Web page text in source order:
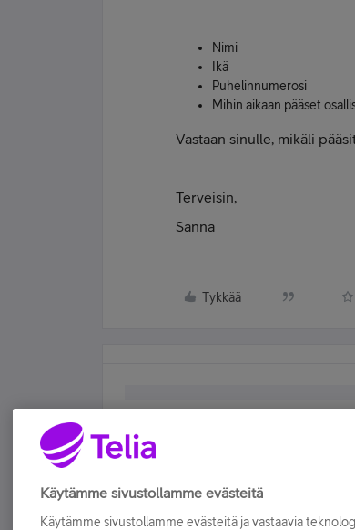
Nimi
Ikä
Puhelinnumerosi
Mihin aikaan pääset
Vastaan sinulle, mikäli
Terveisin,
Sanna
Tykkää
Käytämme sivustollamme evästeitä
Käytämme sivustollamme evästeitä ja vastaavia